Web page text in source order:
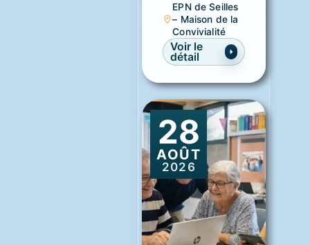
EPN de Seilles
– Maison de la
Convivialité
Voir le
détail
28
AOÛT
2026